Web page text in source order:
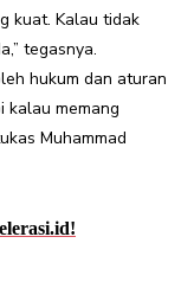
kuat. Kalau tidak
tegasnya.
hukum dan aturan
kalau memang
Muhammad